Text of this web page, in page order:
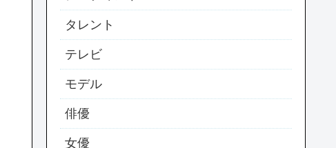
タレント
テレビ
モデル
俳優
女優